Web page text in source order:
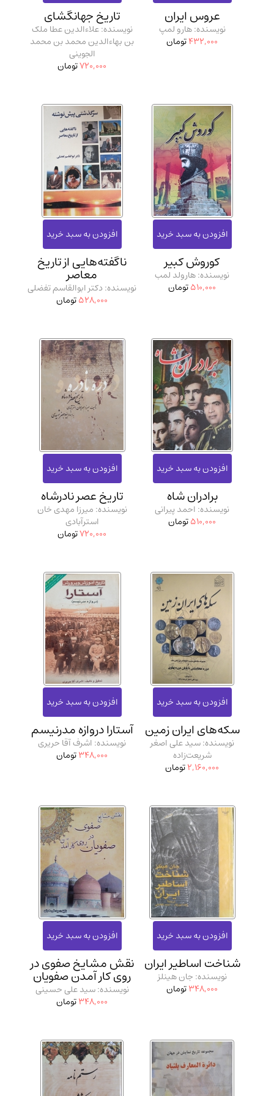
مدرسان شریف و انتشارت ارشد کتاب‌های.. (2)
دانشگاه پیامـ نور(10)
عروس ایران
نویسنده: هارو لمپ
432,000تومان
تاریخ جهانگشای
نویسنده: علاءالدین عطا ملک
بن بهاءالدین محمد بن محمد
الجوینی
720,000تومان
کوروش کبیر
نویسنده: هارولد لمب
510,000تومان
ناگفته‌هایی از تاریخ
معاصر
نویسنده: دکتر ابوالقاسم تفضلی
528,000تومان
برادران شاه
نویسنده: احمد پیرانی
510,000تومان
تاریخ عصر نادرشاه
نویسنده: میرزا مهدی خان
استرآبادی
720,000تومان
سکه‌های ایران زمین
نویسنده: سید علی اصغر
شریعت‌زاده
2,160,000تومان
آستارا دروازه مدرنیسم
نویسنده: اشرف آقا حریری
348,000تومان
شناخت اساطیر ایران
نویسنده: جان هینلز
348,000تومان
نقش مشایخ صفوی در
روی کار آمدن صفویان
نویسنده: سید علی حسینی
348,000تومان